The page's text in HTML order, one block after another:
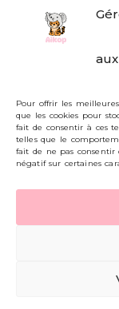
Pour offrir les
que les cookies pour
fait de consentir à ces
telles que le
fait de ne pas
négatif sur certaines
Livraisons
Mon
Carte
Politique
Mentions